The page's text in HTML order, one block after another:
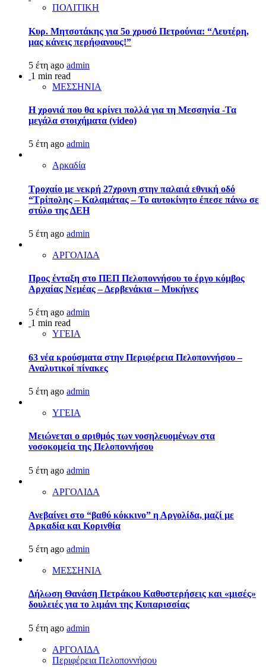
ΠΟΛΙΤΙΚΗ
Κυρ. Μητσοτάκης για 5ο χρυσό Πετρούνια: “Λευτέρη,
μας κάνεις περήφανους!”
5 έτη ago admin
1 min read
ΜΕΣΣΗΝΙΑ
Η χρονιά που θα κρίνει πολλά για τη Μεσσηνία -Τα
μεγάλα στοιχήματα (video)
5 έτη ago admin
Αρκαδία
Τροχαίο με νεκρή 27χρονη στην παλαιά εθνική οδό
“Τρίπολης – Καλαμάτας – Το αυτοκίνητο έπεσε πάνω σε
στύλο της ΔΕΗ
5 έτη ago admin
ΑΡΓΟΛΙΔΑ
Προς ένταξη στο ΠΕΠ Πελοποννήσου το έργο κόμβος
Αρχαίας Νεμέας – Δερβενάκια – Μυκήνες
5 έτη ago admin
1 min read
ΥΓΕΙΑ
63 νέα κρούσματα στην Περιφέρεια Πελοποννήσου –
Αναλυτικοί πίνακες
5 έτη ago admin
ΥΓΕΙΑ
Μειώνεται ο αριθμός των νοσηλευομένων στα
νοσοκομεία της Πελοποννήσου
5 έτη ago admin
ΑΡΓΟΛΙΔΑ
Ανεβαίνει στο “βαθύ κόκκινο” η Αργολίδα, μαζί με
Αρκαδία και Κορινθία
5 έτη ago admin
ΜΕΣΣΗΝΙΑ
Δήλωση Θανάση Πετράκου Καθυστερήσεις και «μισές»
δουλειές για το λιμάνι της Κυπαρισσίας
5 έτη ago admin
ΑΡΓΟΛΙΔΑ
Περιφέρεια Πελοποννήσου